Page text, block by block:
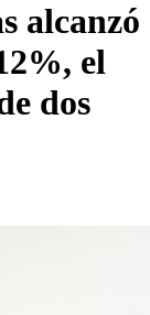
alcanzó
el
dos